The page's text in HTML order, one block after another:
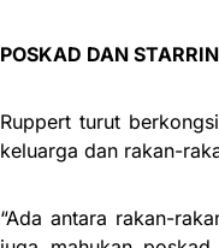
POSKAD DAN
Ruppert turut
keluarga dan rakan-
“Ada antara rakan-